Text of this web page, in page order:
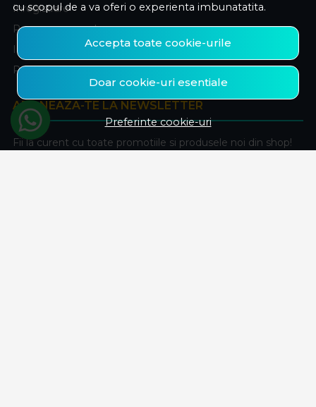
cu scopul de a va oferi o experienta imbunatatita.
Accepta toate cookie-urile
Doar cookie-uri esentiale
Preferinte cookie-uri
Inregistrare
Recuperare parola
Istoric comenzi
Produse favorite
ABONEAZA-TE LA NEWSLETTER
Fii la curent cu toate promotiile si produsele noi din shop!